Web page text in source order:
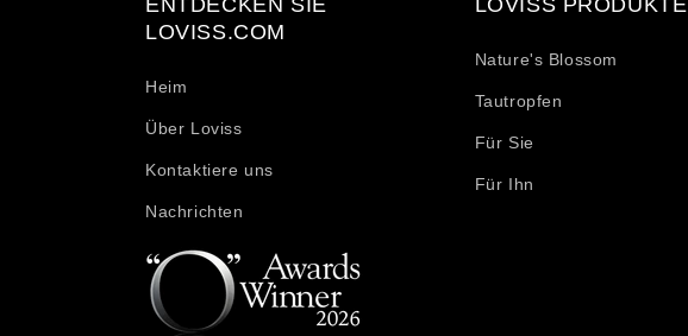
ENTDECKEN SIE
LOVISS.COM
Heim
Über Loviss
Kontaktiere uns
Nachrichten
LOVISS PRODUKTE
Nature's Blossom
Tautropfen
Für Sie
Für Ihn